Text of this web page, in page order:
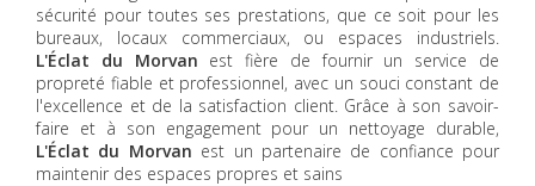
sécurité pour toutes ses prestations, que ce soit pour les
bureaux, locaux commerciaux, ou espaces industriels.
L'Éclat du Morvan est fière de fournir un service de
propreté fiable et professionnel, avec un souci constant de
l'excellence et de la satisfaction client. Grâce à son savoir-
faire et à son engagement pour un nettoyage durable,
L'Éclat du Morvan est un partenaire de confiance pour
maintenir des espaces propres et sains